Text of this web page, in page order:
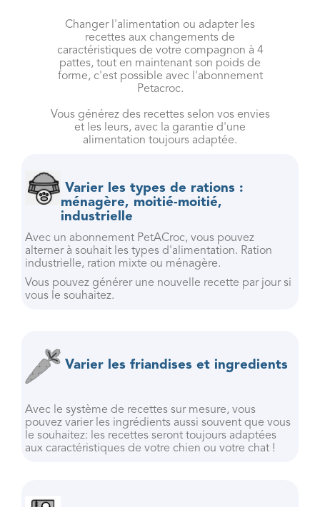
Changer l'alimentation ou adapter les
recettes aux changements de
caractéristiques de votre compagnon à 4
pattes, tout en maintenant son poids de
forme, c'est possible avec l'abonnement
Petacroc.
Vous générez des recettes selon vos envies
et les leurs, avec la garantie d'une
alimentation toujours adaptée.
Varier les types de rations :
ménagère, moitié-moitié,
industrielle
Avec un abonnement PetACroc, vous pouvez
alterner à souhait les types d'alimentation. Ration
industrielle, ration mixte ou ménagère.
Vous pouvez générer une nouvelle recette par jour si
vous le souhaitez.
Varier les friandises et ingredients
Avec le système de recettes sur mesure, vous
pouvez varier les ingrédients aussi souvent que vous
le souhaitez: les recettes seront toujours adaptées
aux caractéristiques de votre chien ou votre chat !